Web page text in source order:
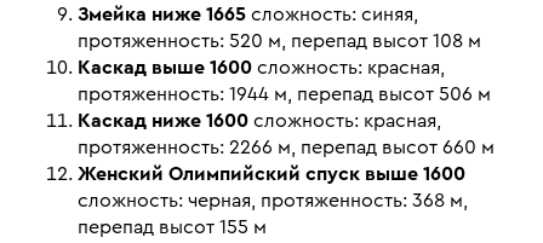
Змейка ниже 1665 сложность: синяя,
протяженность: 520 м, перепад высот 108 м
Каскад выше 1600 сложность: красная,
протяженность: 1944 м, перепад высот 506 м
Каскад ниже 1600 сложность: красная,
протяженность: 2266 м, перепад высот 660 м
Женский Олимпийский спуск выше 1600
сложность: черная, протяженность: 368 м,
перепад высот 155 м